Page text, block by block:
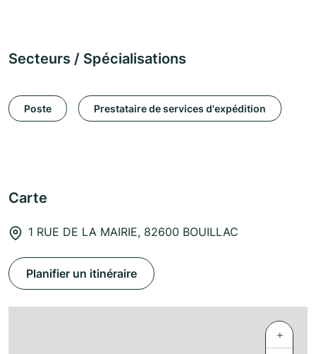
Secteurs / Spécialisations
Poste Prestataire de services d'expédition
Carte
1 RUE DE LA MAIRIE, 82600 BOUILLAC
Planifier un itinéraire
+